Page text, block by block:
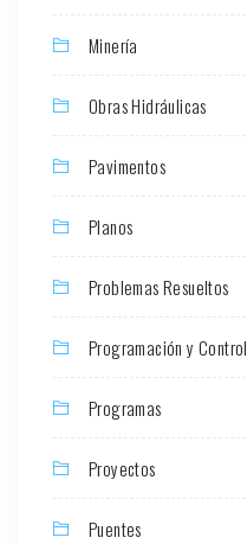
Minería
Obras Hidráulicas
Pavimentos
Planos
Problemas Resueltos
Programación y Control
Programas
Proyectos
Puentes